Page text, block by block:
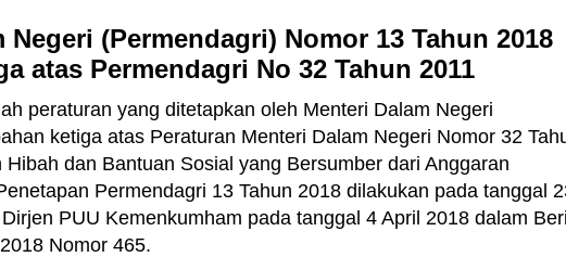
(Permendagri) Nomor 13 Tahun 2018
atas Permendagri No 32 Tahun 2011
peraturan yang ditetapkan oleh Menteri Dalam Negeri
ketiga atas Peraturan Menteri Dalam Negeri Nomor 32
dan Bantuan Sosial yang Bersumber dari Anggaran
Permendagri 13 Tahun 2018 dilakukan pada tanggal
PUU Kemenkumham pada tanggal 4 April 2018 dalam
Nomor 465.